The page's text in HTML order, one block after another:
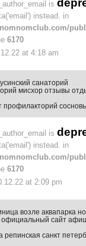
is
instead. in
6170
at 4:18 am
санаторий
мисхор отзывы
профилакторий
is
instead. in
6170
at 2:09 pm
возле аквапарка
официальный сайт
репинская санкт